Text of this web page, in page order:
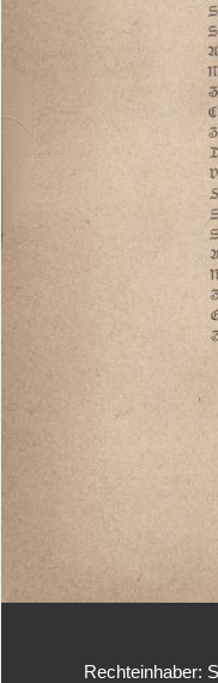
Rechteinhaber: